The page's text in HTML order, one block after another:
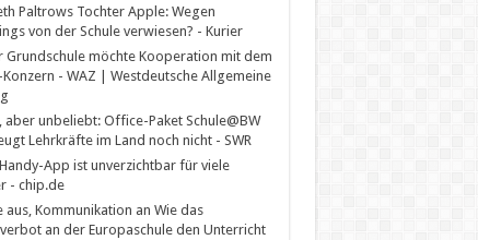
Paltrows Tochter Apple: Wegen
von der Schule verwiesen? - Kurier
Grundschule möchte Kooperation mit dem
- WAZ | Westdeutsche Allgemeine
aber unbeliebt: Office-Paket Schule@BW
Lehrkräfte im Land noch nicht - SWR
App ist unverzichtbar für viele
- chip.de
aus, Kommunikation an Wie das
an der Europaschule den Unterricht